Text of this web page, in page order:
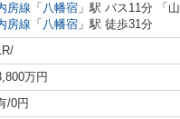
房線 「 八幡宿 」駅 バス11分 「
房線 「 八幡宿 」駅 徒歩31分
万円
/0円